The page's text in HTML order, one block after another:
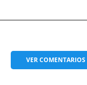
VERCOMENTARIOS